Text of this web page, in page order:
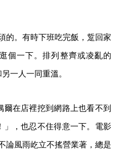
的。有時下班吃完飯，踅回家
個一下。排列整齊或凌亂的
一人一同重溫。
在店裡挖到網路上也看不到
」，也忍不住得意一下。電影
論風雨屹立不搖營業著，總是